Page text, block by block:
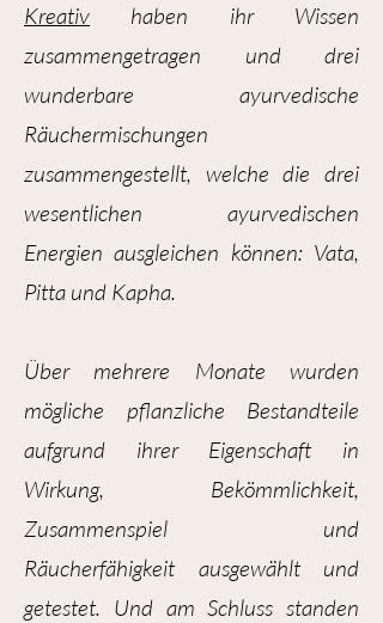
Kreativ haben ihr Wissen
zusammengetragen und drei
wunderbare ayurvedische
Räuchermischungen
zusammengestellt, welche die drei
wesentlichen ayurvedischen
Energien ausgleichen können: Vata,
Pitta und Kapha.
Über mehrere Monate wurden
mögliche pflanzliche Bestandteile
aufgrund ihrer Eigenschaft in
Wirkung, Bekömmlichkeit,
Zusammenspiel und
Räucherfähigkeit ausgewählt und
getestet. Und am Schluss standen